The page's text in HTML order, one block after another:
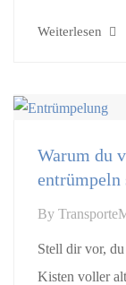
Weiterlesen
Warum du
entrümpeln
By
Stell dir vor,
Kisten voller